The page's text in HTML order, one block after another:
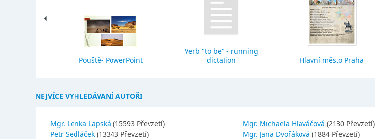
Pouště- PowerPoint
Verb "to be" - running
dictation
Hlavní město Praha
NEJVÍCE VYHLEDÁVANÍ AUTOŘI
Mgr. Lenka Lapská (15593 Převzetí)
Petr Sedláček (13343 Převzetí)
Mgr. Michaela Hlaváčová (2130 Převzetí)
Mgr. Jana Dvořáková (1884 Převzetí)